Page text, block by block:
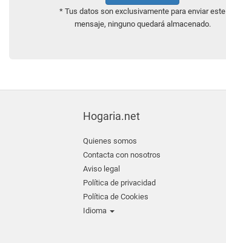
* Tus datos son exclusivamente para enviar este
mensaje, ninguno quedará almacenado.
Hogaria.net
Quienes somos
Contacta con nosotros
Aviso legal
Política de privacidad
Política de Cookies
Idioma